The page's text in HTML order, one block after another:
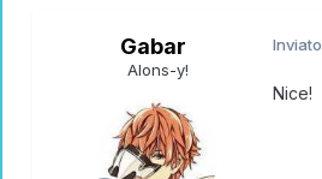
Gabar
Alons-y!
Inviato
Nice!